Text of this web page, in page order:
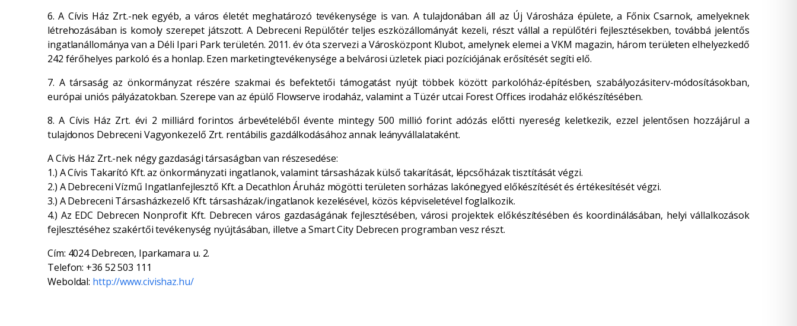
6. A Cívis Ház Zrt.-nek egyéb, a város életét meghatározó tevékenysége is van. A tulajdonában áll az Új Városháza épülete, a Főnix Csarnok, amelyeknek
létrehozásában is komoly szerepet játszott. A Debreceni Repülőtér teljes eszközállományát kezeli, részt vállal a repülőtéri fejlesztésekben, továbbá jelentős
ingatlanállománya van a Déli Ipari Park területén. 2011. év óta szervezi a Városközpont Klubot, amelynek elemei a VKM magazin, három területen elhelyezkedő
242 férőhelyes parkoló és a honlap. Ezen marketingtevékenysége a belvárosi üzletek piaci pozíciójának erősítését segíti elő.
7. A társaság az önkormányzat részére szakmai és befektetői támogatást nyújt többek között parkolóház-építésben, szabályozásiterv-módosításokban,
európai uniós pályázatokban. Szerepe van az épülő Flowserve irodaház, valamint a Tüzér utcai Forest Offices irodaház előkészítésében.
8. A Cívis Ház Zrt. évi 2 milliárd forintos árbevételéből évente mintegy 500 millió forint adózás előtti nyereség keletkezik, ezzel jelentősen hozzájárul a
tulajdonos Debreceni Vagyonkezelő Zrt. rentábilis gazdálkodásához annak leányvállalataként.
A Cívis Ház Zrt.-nek négy gazdasági társaságban van részesedése:
1.) A Cívis Takarító Kft. az önkormányzati ingatlanok, valamint társasházak külső takarítását, lépcsőházak tisztítását végzi.
2.) A Debreceni Vízmű Ingatlanfejlesztő Kft. a Decathlon Áruház mögötti területen sorházas lakónegyed előkészítését és értékesítését végzi.
3.) A Debreceni Társasházkezelő Kft. társasházak/ingatlanok kezelésével, közös képviseletével foglalkozik.
4.) Az EDC Debrecen Nonprofit Kft. Debrecen város gazdaságának fejlesztésében, városi projektek előkészítésében és koordinálásában, helyi vállalkozások
fejlesztéséhez szakértői tevékenység nyújtásában, illetve a Smart City Debrecen programban vesz részt.
Cím: 4024 Debrecen, Iparkamara u. 2.
Telefon: +36 52 503 111
Weboldal: http://www.civishaz.hu/